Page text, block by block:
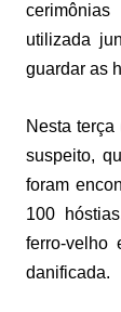
utilizada
guardar as
Nesta
suspeito,
foram
100
ferro-velho
danificada.